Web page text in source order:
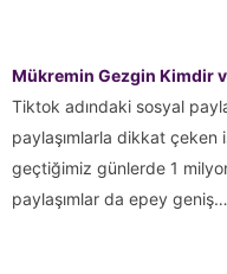
Mükremin Gezgin Kimdir
Tiktok adındaki sosyal
paylaşımlarla dikkat çeken
geçtiğimiz günlerde 1
paylaşımlar da epey geniş…